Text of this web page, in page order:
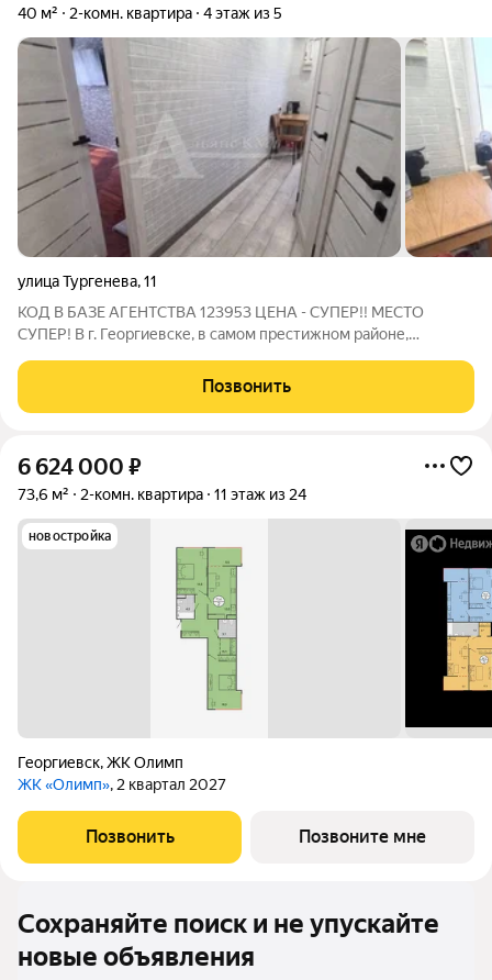
40 м² 2-комн. квартира 4 этаж из 5
улица Тургенева,11
КОД В БАЗЕ АГЕНТСТВА 123953 ЦЕНА - СУПЕР!! МЕСТО
СУПЕР! В г. Георгиевске, в самом престижном районе,
уют и комфорт, который чувствуется благодаря хорошему
ремонту и удачной планировке. В
Позвонить
6 624 000 ₽
73,6 м² 2-комн. квартира 11 этаж из 24
новостройка
Георгиевск,ЖК Олимп
ЖК «Олимп», 2 квартал 2027
Позвонить Позвоните мне
Сохраняйте поиск и не упускайте
новые объявления